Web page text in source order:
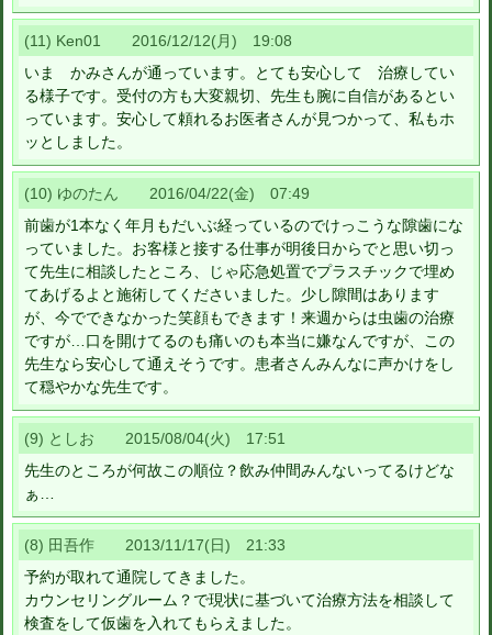
(11) Ken01 2016/12/12(月) 19:08
いま かみさんが通っています。とても安心して 治療してい
る様子です。受付の方も大変親切、先生も腕に自信があるとい
っています。安心して頼れるお医者さんが見つかって、私もホ
ッとしました。
(10) ゆのたん 2016/04/22(金) 07:49
前歯が1本なく年月もだいぶ経っているのでけっこうな隙歯にな
っていました。お客様と接する仕事が明後日からでと思い切っ
て先生に相談したところ、じゃ応急処置でプラスチックで埋め
てあげるよと施術してくださいました。少し隙間はあります
が、今でできなかった笑顔もできます！来週からは虫歯の治療
ですが…口を開けてるのも痛いのも本当に嫌なんですが、この
先生なら安心して通えそうです。患者さんみんなに声かけをし
て穏やかな先生です。
(9) としお 2015/08/04(火) 17:51
先生のところが何故この順位？飲み仲間みんないってるけどな
ぁ…
(8) 田吾作 2013/11/17(日) 21:33
予約が取れて通院してきました。
カウンセリングルーム？で現状に基づいて治療方法を相談して
検査をして仮歯を入れてもらえました。